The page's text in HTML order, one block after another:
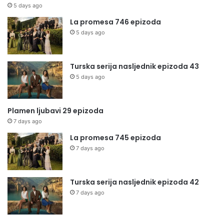
5 days ago
La promesa 746 epizoda
5 days ago
Turska serija nasljednik epizoda 43
5 days ago
Plamen ljubavi 29 epizoda
7 days ago
La promesa 745 epizoda
7 days ago
Turska serija nasljednik epizoda 42
7 days ago